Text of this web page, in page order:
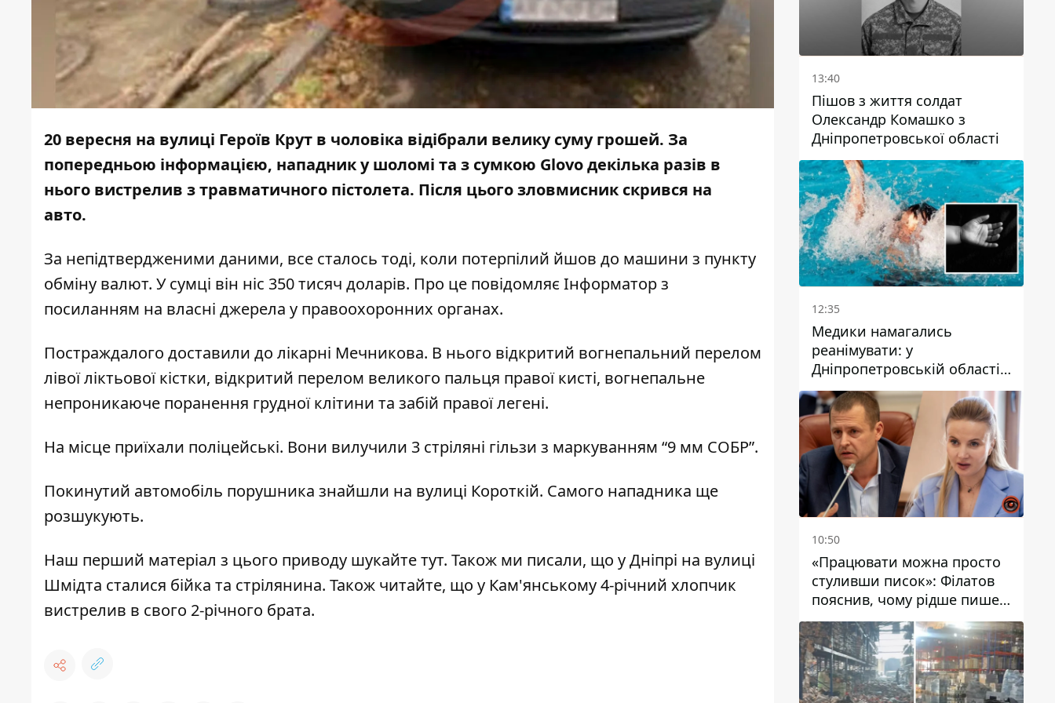
20 вересня на вулиці Героїв Крут в чоловіка відібрали велику суму грошей. За
попередньою інформацією, нападник у шоломі та з сумкою Glovo декілька разів в
нього вистрелив з травматичного пістолета. Після цього зловмисник скрився на
авто.
За непідтвердженими даними, все сталось тоді, коли потерпілий йшов до машини з пункту
обміну валют. У сумці він ніс 350 тисяч доларів. Про це повідомляє Інформатор з
посиланням на власні джерела у правоохоронних органах.
Постраждалого доставили до лікарні Мечникова. В нього відкритий вогнепальний перелом
лівої ліктьової кістки, відкритий перелом великого пальця правої кисті, вогнепальне
непроникаюче поранення грудної клітини та забій правої легені.
На місце приїхали поліцейські. Вони вилучили 3 стріляні гільзи з маркуванням “9 мм СОБР”.
Покинутий автомобіль порушника знайшли на вулиці Короткій. Самого нападника ще
розшукують.
Наш перший матеріал з цього приводу шукайтетут. Також ми писали, що у Дніпрі на вулиці
Шмідта сталися бійка та стрілянина. Також читайте, що у Кам'янському 4-річний хлопчик
вистрелив в свого 2-річного брата.
13:40
Пішов з життя солдат
Олександр Комашко з
Дніпропетровської області
12:35
Медики намагались
реанімувати: у
Дніпропетровській області
дворічний хлопчик потонув
у басейні
10:50
«Працювати можна просто
стуливши писок»: Філатов
пояснив, чому рідше пише у
соцмережах та
розкритикував медійність
чиновників